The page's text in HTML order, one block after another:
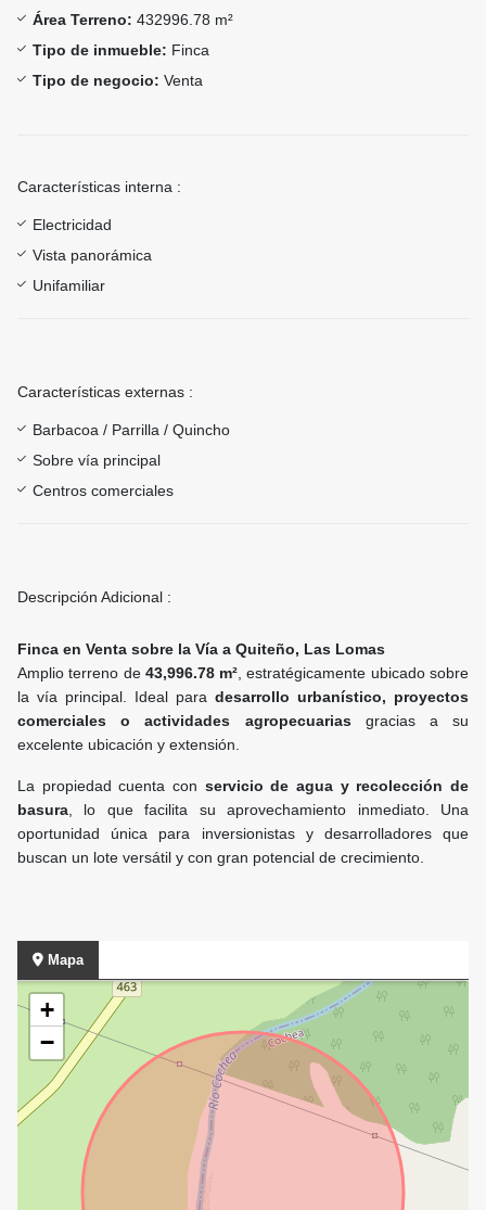
Área Terreno: 432996.78 m²
Tipo de inmueble: Finca
Tipo de negocio: Venta
Características interna :
Electricidad
Vista panorámica
Unifamiliar
Características externas :
Barbacoa / Parrilla / Quincho
Sobre vía principal
Centros comerciales
Descripción Adicional :
Finca en Venta sobre la Vía a Quiteño, Las Lomas
Amplio terreno de 43,996.78 m² , estratégicamente ubicado sobre
la vía principal. Ideal para desarrollo urbanístico, proyectos
comerciales o actividades agropecuariasgracias a su
excelente ubicación y extensión.
La propiedad cuenta con servicio de agua y recolección de
basura , lo que facilita su aprovechamiento inmediato. Una
oportunidad única para inversionistas y desarrolladores que
buscan un lote versátil y con gran potencial de crecimiento.
Mapa
+
−